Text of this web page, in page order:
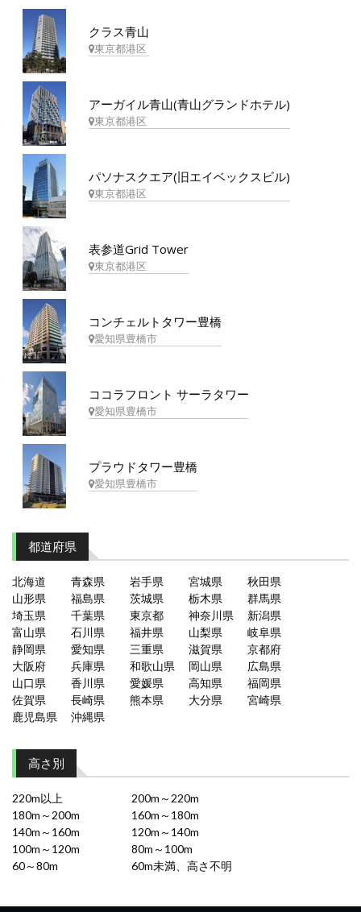
クラス青山
東京都港区
アーガイル青山(青山グランドホテル)
東京都港区
パソナスクエア(旧エイベックスビル)
東京都港区
表参道Grid Tower
東京都港区
コンチェルトタワー豊橋
愛知県豊橋市
ココラフロント サーラタワー
愛知県豊橋市
プラウドタワー豊橋
愛知県豊橋市
都道府県
北海道 青森県 岩手県 宮城県
秋田県
山形県
福島県 茨城県 栃木県
群馬県
埼玉県
千葉県 東京都 神奈川県
新潟県
富山県
石川県 福井県 山梨県
岐阜県
静岡県
愛知県 三重県 滋賀県
京都府
大阪府
兵庫県 和歌山県 岡山県
広島県
山口県
香川県 愛媛県 高知県
福岡県
佐賀県
長崎県 熊本県 大分県
宮崎県
鹿児島県
沖縄県
高さ別
220m以上
200m～220m
180m～200m
160m～180m
140m～160m
120m～140m
100m～120m
80m～100m
60～80m
60m未満、高さ不明